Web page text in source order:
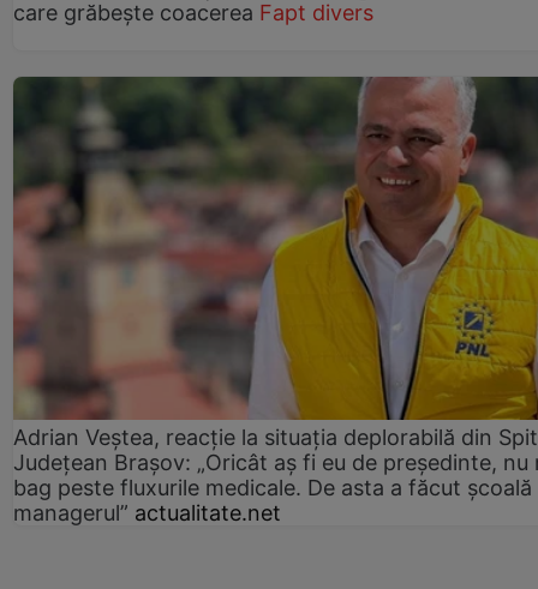
care grăbește coacerea Fapt divers
Adrian Veștea, reacție la situația deplorabilă din
Județean Brașov: „Oricât aș fi eu de președinte, nu
bag peste fluxurile medicale. De asta a făcut școală
managerul” actualitate.net